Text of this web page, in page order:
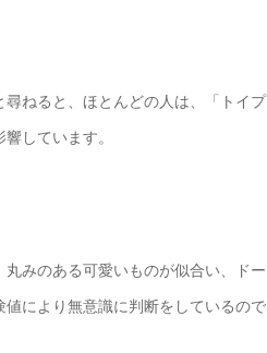
ねると、ほとんどの人は、「トイプ
しています。
みのある可愛いものが似合い、ドー
により無意識に判断をしているので